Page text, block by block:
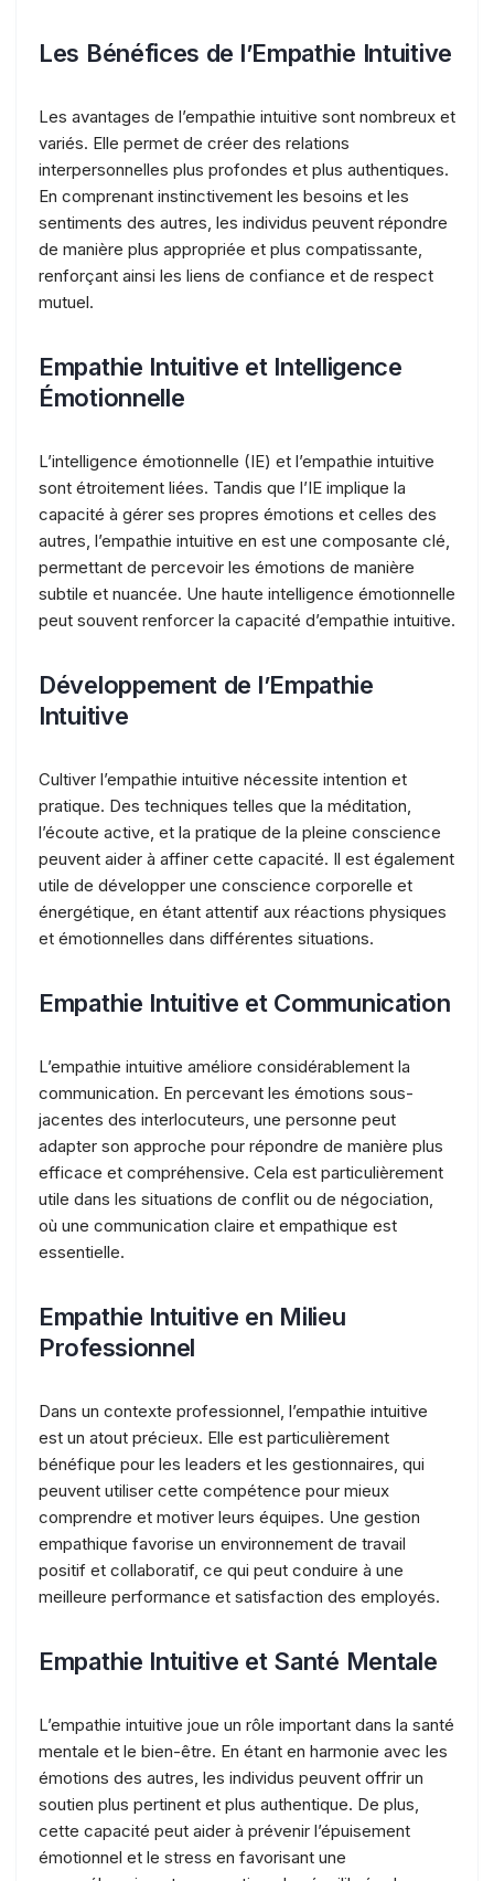
Les Bénéfices de l’Empathie Intuitive
Les avantages de l’empathie intuitive sont nombreux et
variés. Elle permet de créer des relations
interpersonnelles plus profondes et plus authentiques.
En comprenant instinctivement les besoins et les
sentiments des autres, les individus peuvent répondre
de manière plus appropriée et plus compatissante,
renforçant ainsi les liens de confiance et de respect
mutuel.
Empathie Intuitive et Intelligence
Émotionnelle
L’intelligence émotionnelle (IE) et l’empathie intuitive
sont étroitement liées. Tandis que l’IE implique la
capacité à gérer ses propres émotions et celles des
autres, l’empathie intuitive en est une composante clé,
permettant de percevoir les émotions de manière
subtile et nuancée. Une haute intelligence émotionnelle
peut souvent renforcer la capacité d’empathie intuitive.
Développement de l’Empathie
Intuitive
Cultiver l’empathie intuitive nécessite intention et
pratique. Des techniques telles que la méditation,
l’écoute active, et la pratique de la pleine conscience
peuvent aider à affiner cette capacité. Il est également
utile de développer une conscience corporelle et
énergétique, en étant attentif aux réactions physiques
et émotionnelles dans différentes situations.
Empathie Intuitive et Communication
L’empathie intuitive améliore considérablement la
communication. En percevant les émotions sous-
jacentes des interlocuteurs, une personne peut
adapter son approche pour répondre de manière plus
efficace et compréhensive. Cela est particulièrement
utile dans les situations de conflit ou de négociation,
où une communication claire et empathique est
essentielle.
Empathie Intuitive en Milieu
Professionnel
Dans un contexte professionnel, l’empathie intuitive
est un atout précieux. Elle est particulièrement
bénéfique pour les leaders et les gestionnaires, qui
peuvent utiliser cette compétence pour mieux
comprendre et motiver leurs équipes. Une gestion
empathique favorise un environnement de travail
positif et collaboratif, ce qui peut conduire à une
meilleure performance et satisfaction des employés.
Empathie Intuitive et Santé Mentale
L’empathie intuitive joue un rôle important dans la santé
mentale et le bien-être. En étant en harmonie avec les
émotions des autres, les individus peuvent offrir un
soutien plus pertinent et plus authentique. De plus,
cette capacité peut aider à prévenir l’épuisement
émotionnel et le stress en favorisant une